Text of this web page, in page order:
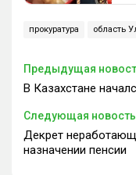
прокуратура область
Предыдущая
В Казахстане
Следующая новость
Декрет
назначении пенсии